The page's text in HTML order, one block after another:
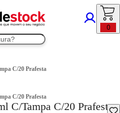
0
C/20 Prafesta
C/20 Prafesta
C/Tampa C/20 Prafesta